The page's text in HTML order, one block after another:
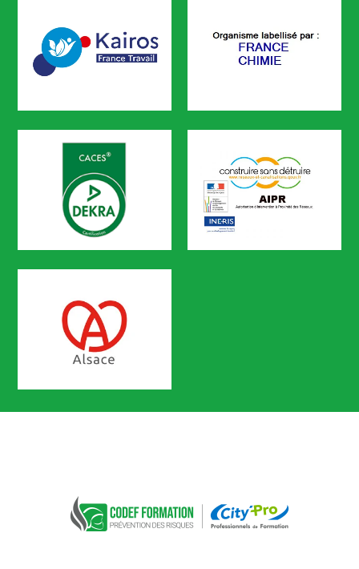
KAIROS FRANCE CHIMIE
CACES AIPR
Certification n° 5619
Partenaire Marque Alsace